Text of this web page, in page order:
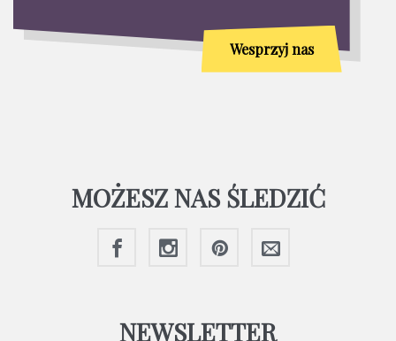
Wesprzyj nas
MOŻESZ NAS ŚLEDZIĆ
NEWSLETTER